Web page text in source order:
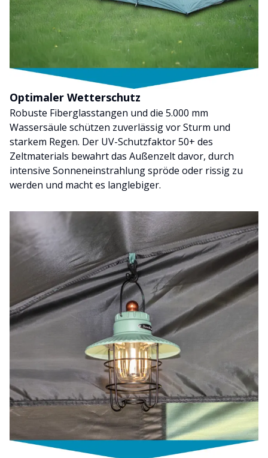
Optimaler Wetterschutz
Robuste Fiberglasstangen und die 5.000 mm
Wassersäule schützen zuverlässig vor Sturm und
starkem Regen. Der UV-Schutzfaktor 50+ des
Zeltmaterials bewahrt das Außenzelt davor, durch
intensive Sonneneinstrahlung spröde oder rissig zu
werden und macht es langlebiger.